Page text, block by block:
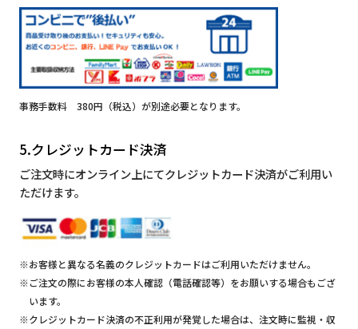
事務手数料 380円（税込）が別途必要となります。
5.クレジットカード決済
ご注文時にオンライン上にてクレジットカード決済がご利用い
ただけます。
※お客様と異なる名義のクレジットカードはご利用いただけません。
※ご注文の際にお客様の本人確認（電話確認等）をお願いする場合もござ
います。
※クレジットカード決済の不正利用が発覚した場合は、注文時に監視・収